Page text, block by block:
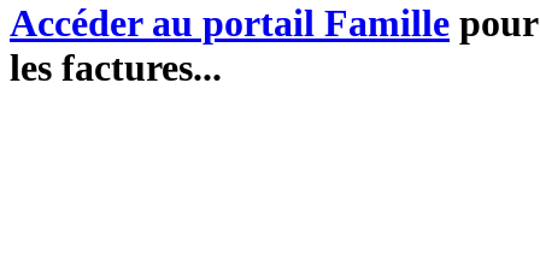
Accéder au portail Famille
les factures...